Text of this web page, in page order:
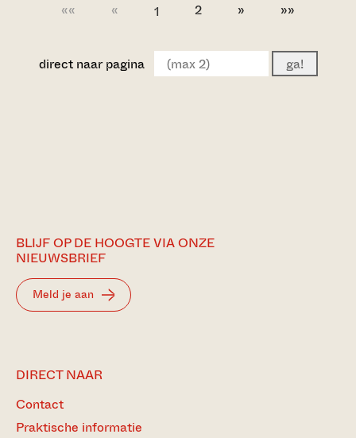
«« « 1 2 » »»
direct naar pagina ga!
BLIJF OP DE HOOGTE VIA ONZE
NIEUWSBRIEF
Meld je aan
DIRECT NAAR
Contact
Praktische informatie